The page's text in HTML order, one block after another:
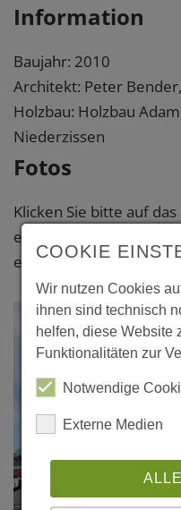
Information
Baujahr: 2010
Architekt: Peter
Holzbau: Holzbau
Niederzissen
Fotos
Klicken Sie bitte auf
eine vergrößerte
erhalten.
COOKIE
Wir nutzen Cookies
ihnen sind technisch
helfen, diese Website
Funktionalitäten zur
Notwendige
Externe Medien